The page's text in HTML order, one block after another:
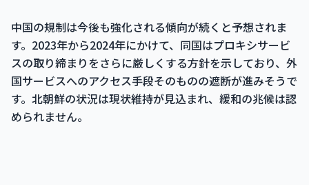
中国の規制は今後も強化される傾向が続くと予想されま
す。2023年から2024年にかけて、同国はプロキシサービ
スの取り締まりをさらに厳しくする方針を示しており、外
国サービスへのアクセス手段そのものの遮断が進みそうで
す。北朝鮮の状況は現状維持が見込まれ、緩和の兆候は認
められません。